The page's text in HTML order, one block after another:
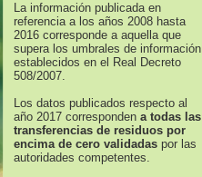
La información publicada en
referencia a los años 2008 hasta
2016 corresponde a aquella que
supera los umbrales de información
establecidos en el Real Decreto
508/2007.
Los datos publicados respecto al
año 2017 corresponden a todas las
transferencias de residuos por
encima de cero validadas por las
autoridades competentes.